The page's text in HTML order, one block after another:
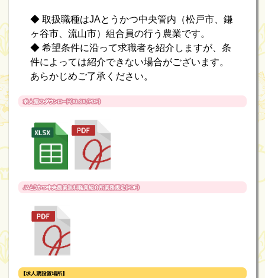
◆ 取扱職種はJAとうかつ中央管内（松戸市、鎌
ヶ谷市、流山市）組合員の行う農業です。
◆ 希望条件に沿って求職者を紹介しますが、条
件によっては紹介できない場合がございます。
あらかじめご了承ください。